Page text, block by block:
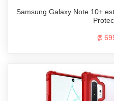
Samsung Galaxy Note 10+
₡